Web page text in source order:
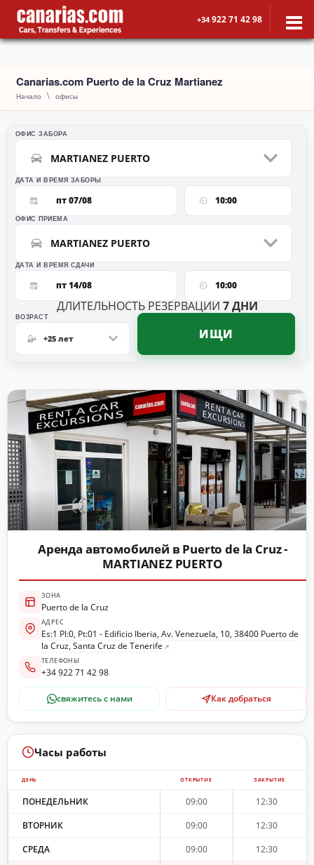
+34922 71 42 98
Canarias.com Puerto de la Cruz Martianez
Начало офисы
ОФИС ЗАБОРА
MARTIANEZ PUERTO
ДАТА И ВРЕМЯ ЗАБОРЫ
пт 07/08 10:00
ДЛИТЕЛЬНОСТЬ РЕЗЕРВАЦИИ 7 ДНИ
ОФИС ПРИЕМА
MARTIANEZ PUERTO
ДАТА И ВРЕМЯ СДАЧИ
пт 14/08 10:00
ВO3PACT
+25 лет ИЩИ
Аренда автомобилей в Puerto de la Cruz -
MARTIANEZ PUERTO
ЗОНА
Puerto de la Cruz
АДРЕС
Es:1 Pl:0, Pt:01 - Edificio Iberia, Av. Venezuela, 10, 38400 Puerto de
la Cruz, Santa Cruz de Tenerife
ТЕЛЕФОНЫ
+34 922 71 42 98
свяжитесь с нами Как добраться
Часы работы
ДЕНЬ ОТКРЫТИЕ ЗАКРЫТИЕ
ПОНЕДЕЛЬНИК 09:00
12:30
ВТОРНИК
09:00
12:30
СРЕДА
09:00
12:30